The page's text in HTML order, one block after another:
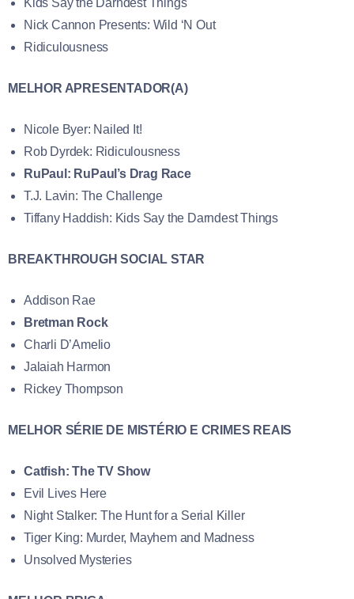
Kids Say the Darndest Things
Nick Cannon Presents: Wild ‘N Out
Ridiculousness
MELHOR APRESENTADOR(A)
Nicole Byer: Nailed It!
Rob Dyrdek: Ridiculousness
RuPaul: RuPaul’s Drag Race
T.J. Lavin: The Challenge
Tiffany Haddish: Kids Say the Darndest Things
BREAKTHROUGH SOCIAL STAR
Addison Rae
Bretman Rock
Charli D’Amelio
Jalaiah Harmon
Rickey Thompson
MELHOR SÉRIE DE MISTÉRIO E CRIMES REAIS
Catfish: The TV Show
Evil Lives Here
Night Stalker: The Hunt for a Serial Killer
Tiger King: Murder, Mayhem and Madness
Unsolved Mysteries